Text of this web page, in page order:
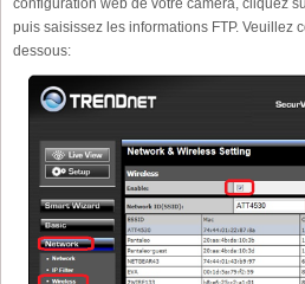
puis saisissez les informations FTP. Veuillez
dessous: